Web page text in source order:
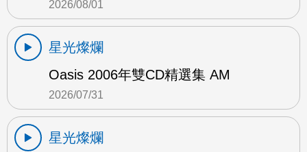
2026/08/01
星光燦爛
Oasis 2006年雙CD精選集 AM
2026/07/31
星光燦爛